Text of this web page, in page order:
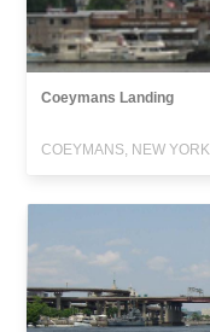
Coeymans Landing
COEYMANS, NEW YORK